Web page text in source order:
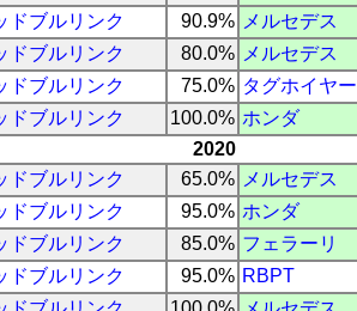
ドブルリンク 90.9% メルセデス
ドブルリンク 80.0% メルセデス
ドブルリンク 75.0% タグホイヤー
ドブルリンク 100.0% ホンダ
2020
ドブルリンク 65.0% メルセデス
ドブルリンク 95.0% ホンダ
ドブルリンク 85.0% フェラーリ
ドブルリンク 95.0% RBPT